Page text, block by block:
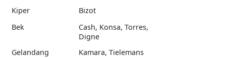
Kiper
Bizot
Bek
Cash, Konsa, Torres,
Digne
Gelandang
Kamara, Tielemans